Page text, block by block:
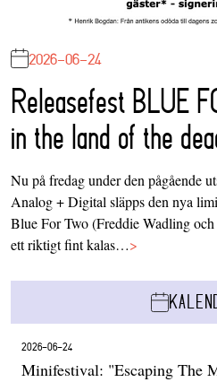
2026-06-24
Releasefest BLUE
in the land of the
Nu på fredag under den pågående
Analog + Digital släpps den nya
Blue For Two (Freddie Wadling
ett riktigt fint kalas…>
2026-06-24
Minifestival: "Escaping The